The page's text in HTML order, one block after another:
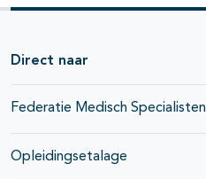
Direct naar
Federatie Medisch Specialisten
Opleidingsetalage